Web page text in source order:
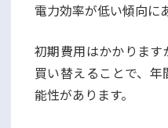
電力効率が低い傾向に
初期費用はかかりま
買い替えることで、
能性があります。